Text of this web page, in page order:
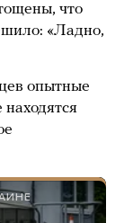
что
«Ладно,
опытные